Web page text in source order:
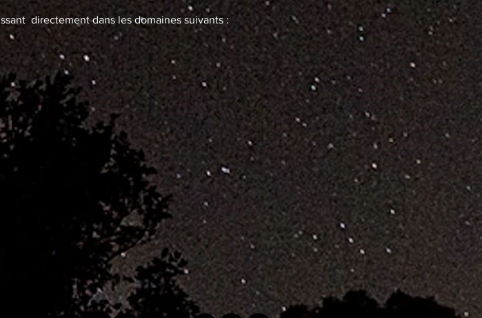
directement dans les domaines suivants :